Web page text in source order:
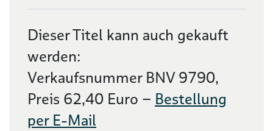
Dieser Titel kann auch gekauft
werden:
Verkaufsnummer BNV 9790,
Preis 62,40 Euro – Bestellung
per E-Mail